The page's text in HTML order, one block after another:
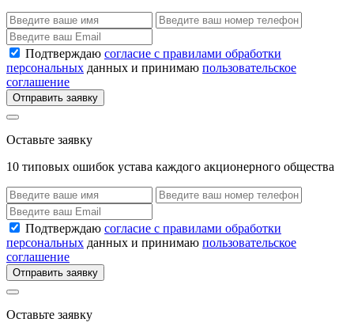
Подтверждаю согласие с правилами обработки
персональных данных и принимаю пользовательское
соглашение
Отправить заявку
Оставьте заявку
10 типовых ошибок устава каждого акционерного общества
Подтверждаю согласие с правилами обработки
персональных данных и принимаю пользовательское
соглашение
Отправить заявку
Оставьте заявку